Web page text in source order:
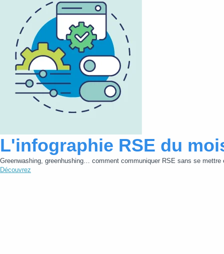
L'infographie RSE du
Greenwashing, greenhushing… comment communiquer RSE sans se mettre
Découvrez